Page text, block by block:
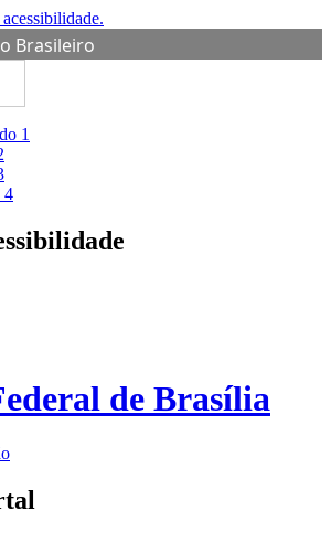
Brasileiro
1
4
de Brasília